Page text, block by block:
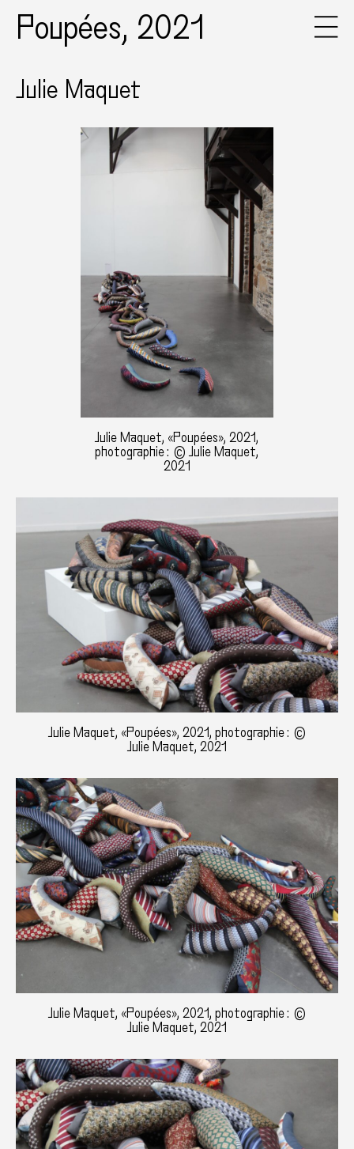
Poupées, 2021
Julie Maquet
Julie Maquet, «Poupées», 2021,
photographie : © Julie Maquet,
2021
Julie Maquet, «Poupées», 2021, photographie : ©
Julie Maquet, 2021
Julie Maquet, «Poupées», 2021, photographie : ©
Julie Maquet, 2021